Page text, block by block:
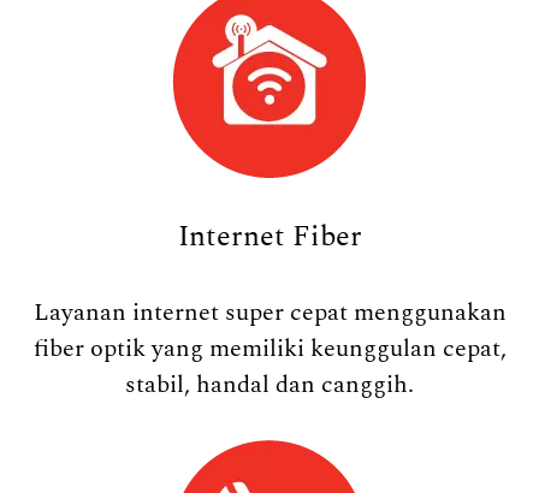
Internet Fiber
Layanan internet super cepat menggunakan
fiber optik yang memiliki keunggulan cepat,
stabil, handal dan canggih.